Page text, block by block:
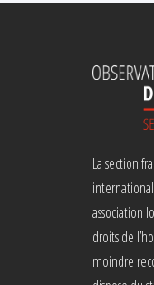
La section
association
droits de
moindre